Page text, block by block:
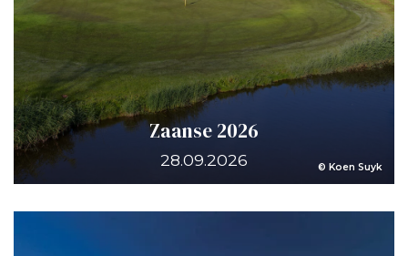
© Koen Suyk
Zaanse 2026
28.09.2026